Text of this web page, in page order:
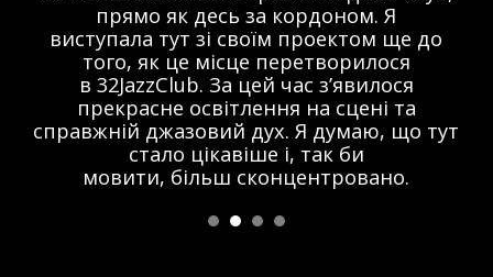
прямо як десь за кордоном. Я
виступала тут зі своїм проектом ще до
того, як це місце перетворилося
в 32JazzClub. За цей час з’явилося
прекрасне освітлення на сцені та
справжній джазовий дух. Я думаю, що тут
стало цікавіше і, так би
мовити, більш сконцентровано.